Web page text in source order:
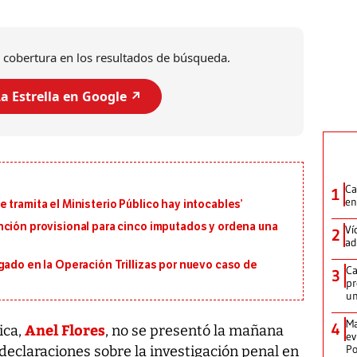
en los resultados de búsqueda.
Estrella en Google ↗️
tramita el Ministerio Público hay intocables’
provisional para cinco imputados y ordena una
en la Operación Trillizas por nuevo caso de
Anel Flores, no se presentó la mañana
sobre la investigación penal en
1
2
3
4